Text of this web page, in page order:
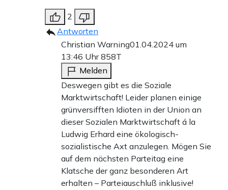
2
Antworten
Christian Warning01.04.2024 um
13:46 Uhr858T
Melden
Deswegen gibt es die Soziale
Marktwirtschaft! Leider planen einige
grünversifften Idioten in der Union an
dieser Sozialen Marktwirtschaft á la
Ludwig Erhard eine ökologisch-
sozialistische Axt anzulegen. Mögen Sie
auf dem nächsten Parteitag eine
Klatsche der ganz besonderen Art
erhalten – Parteiauschluß inklusive!